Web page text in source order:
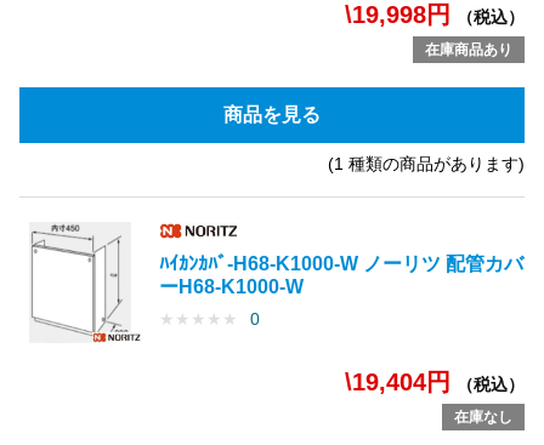
\19,998円 （税込）
在庫商品あり
商品を見る
(1 種類の商品があります)
ﾊｲｶﾝｶﾊﾞ-H68-K1000-W ノーリツ 配管カバ
ーH68-K1000-W
★ ★ ★ ★ ★ 0
\19,404円 （税込）
在庫なし